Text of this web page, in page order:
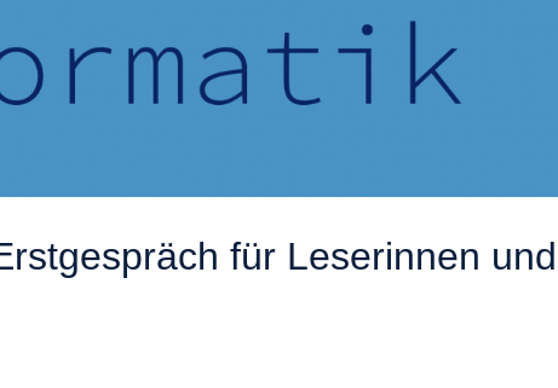
für Leserinnen und